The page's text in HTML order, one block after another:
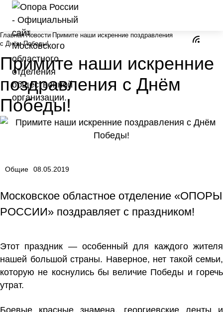
Главная Новости Примите наши искренние поздравления
с Днём Победы!
Примите наши искренние
поздравления с Днём
Победы!
Общие 08.05.2019
Московское областное отделение «ОПОРЫ
РОССИИ» поздравляет с праздником!
Этот праздник — особенный для каждого жителя
нашей большой страны. Наверное, нет такой семьи,
которую не коснулись бы величие Победы и горечь
утрат.